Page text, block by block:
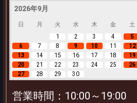
2026年9月
日 月 火 水 木 金
土
1
2 3 4
5
6
7 8 9 10 11
12
13
14 15 16 17 18
19
20
21 22 23 24 25
26
27
28 29 30
営業時間：10:00～19:00